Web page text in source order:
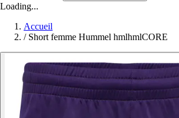
Loading...
Accueil
/ Short femme Hummel hmlhmlCORE